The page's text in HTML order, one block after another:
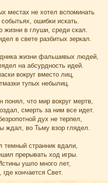
местах не хотел вспоминать
ошибки искать.
жизни в глуши, среди скал.
в свете разбитых зеркал.
жизни фальшивых людей,
на абсурдность идей.
вокруг вместо лиц,
тупых небылиц.
что мир вокруг мертв,
смерть за ним все идет.
дух не терпел,
ждал, во Тьму взор глядел.
темный странник вдали,
прерывать ход игры.
ушло много лет,
где кончается Cвет.